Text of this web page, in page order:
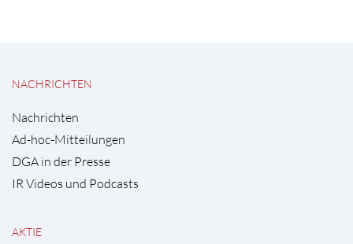
NACHRICHTEN
Nachrichten
Ad-hoc-Mitteilungen
DGA in der Presse
IR Videos und Podcasts
AKTIE